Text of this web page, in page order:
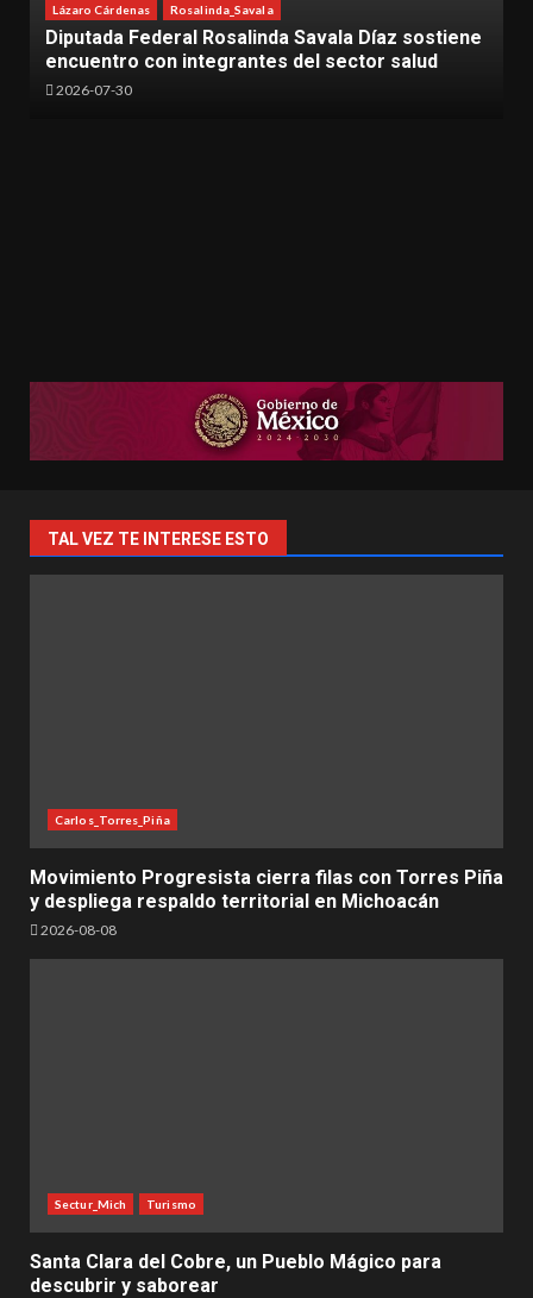
Diputada Federal Rosalinda Savala Díaz participa
en tribuna durante sesión de la Cámara de
Diputados
2026-05-27
TAL VEZ TE INTERESE ESTO
Carlos_Torres_Piña
Movimiento Progresista cierra filas con Torres Piña
y despliega respaldo territorial en Michoacán
2026-08-08
Sectur_Mich Turismo
Santa Clara del Cobre, un Pueblo Mágico para
descubrir y saborear